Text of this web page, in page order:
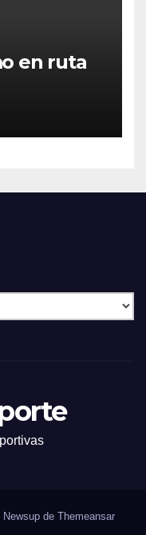
en ruta
Newsup de Themeansar